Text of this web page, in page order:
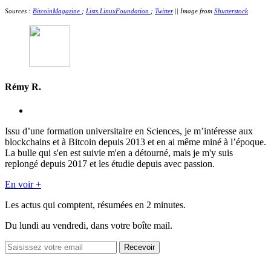
Sources : BitcoinMagazine ; Lists.LinuxFoundation ; Twitter|| Image from Shutterstock
Rémy R.
Issu d’une formation universitaire en Sciences, je m’intéresse aux
blockchains et à Bitcoin depuis 2013 et en ai même miné à l’époque.
La bulle qui s'en est suivie m'en a détourné, mais je m'y suis
replongé depuis 2017 et les étudie depuis avec passion.
En voir +
Les actus qui comptent, résumées en 2 minutes.
Du lundi au vendredi, dans votre boîte mail.
Recevoir